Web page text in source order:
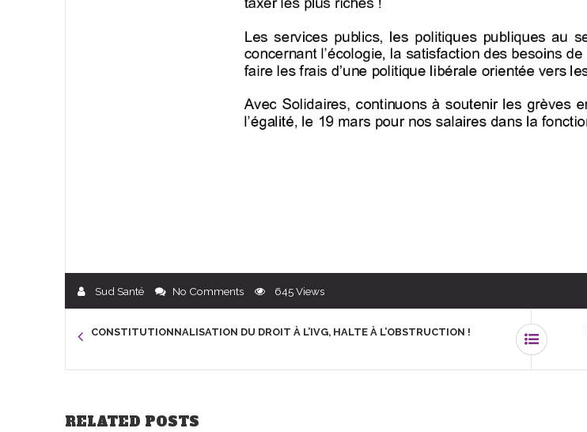
Sud Santé No Comments 645Views
CONSTITUTIONNALISATION DU DROIT À L’IVG, HALTE À L’OBSTRUCTION !
RELATED POSTS